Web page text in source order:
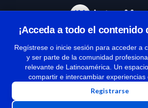
¡Acceda a todo el contenido
Regístrese o inicie sesión para acceder a
y ser parte de la comunidad
relevante de Latinoamérica. Un
compartir e intercambiar experiencias
Registrarse
Términos y condiciones
| Políticas de privacidad
| Todos los derechos reservados | Copyright